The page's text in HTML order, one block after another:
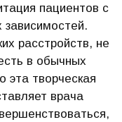
пациентов с
зависимостей.
расстройств, не
в обычных
эта творческая
врача